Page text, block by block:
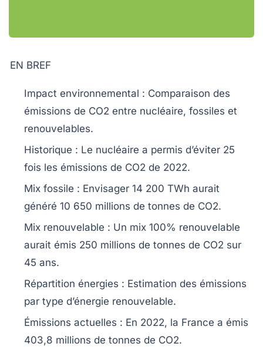
EN BREF
Impact environnemental : Comparaison des
émissions de CO2 entre nucléaire, fossiles et
renouvelables.
Historique : Le nucléaire a permis d’éviter 25
fois les émissions de CO2 de 2022.
Mix fossile : Envisager 14 200 TWh aurait
généré 10 650 millions de tonnes de CO2.
Mix renouvelable : Un mix 100% renouvelable
aurait émis 250 millions de tonnes de CO2 sur
45 ans.
Répartition énergies : Estimation des émissions
par type d’énergie renouvelable.
Émissions actuelles : En 2022, la France a émis
403,8 millions de tonnes de CO2.